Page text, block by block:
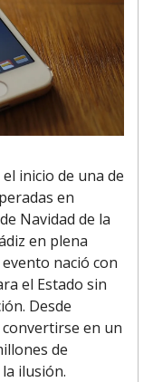
inicio de una de
en
Navidad de la
en plena
nació con
el Estado sin
Desde
en un
de
ilusión.